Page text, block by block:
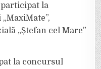
participat la
„Ștefan cel Mare”
la concursul